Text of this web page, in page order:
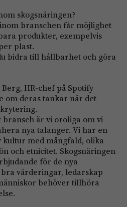
skogsnäringen?
branschen får möjlighet
produkter, exempelvis
plast.
bidra till hållbarhet och göra
HR-chef på Spotify
om deras tankar när det
bransch är vi oroliga om vi
nya talanger. Vi har en
kultur med mångfald, olika
och etnicitet. Skogsnäringen
för de nya
värderingar, ledarskap
behöver tillhöra